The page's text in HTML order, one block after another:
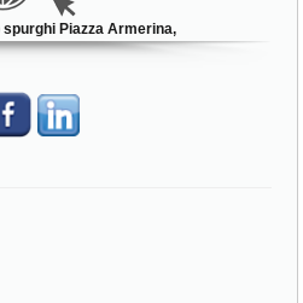
spurghi Piazza Armerina,